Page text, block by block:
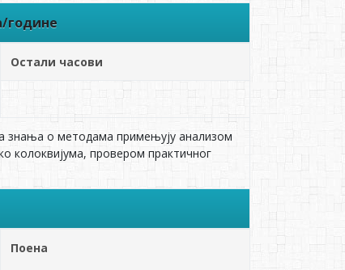
године
Остали часови
знања o методама примењују анализом
колоквијума, провером практичног
Поена